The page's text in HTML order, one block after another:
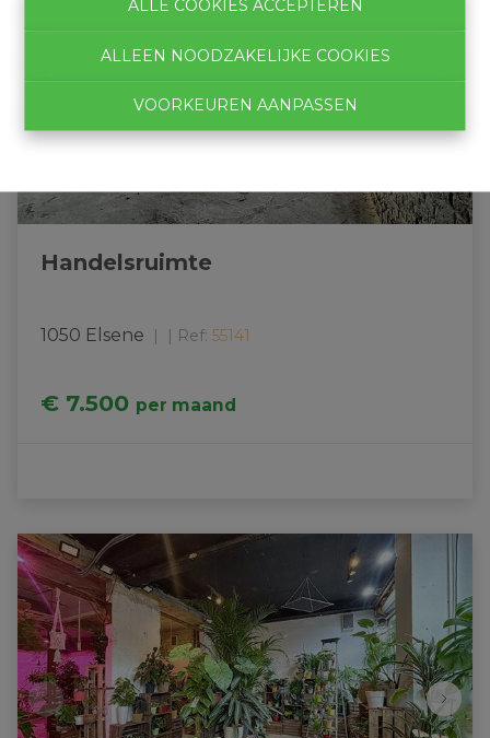
ALLE COOKIES ACCEPTEREN
ALLEEN NOODZAKELIJKE COOKIES
VOORKEUREN AANPASSEN
Handelsruimte
1050 Elsene Ref: 55141
€ 7.500 per maand